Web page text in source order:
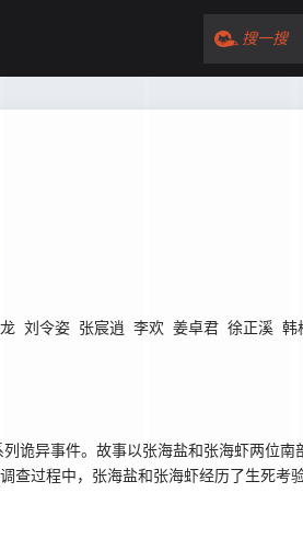
搜一搜
刘令姿 张宸逍 李欢 姜卓君 徐正溪 韩
诡异事件。故事以张海盐和张海虾两位
查过程中，张海盐和张海虾经历了生死考